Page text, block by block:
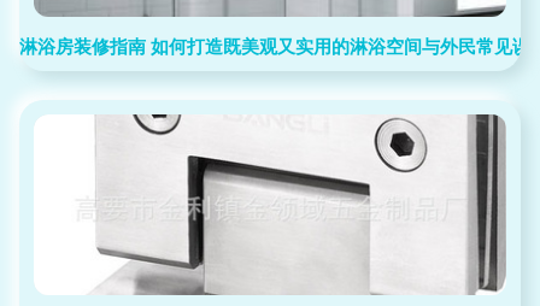
淋浴房装修指南 如何打造既美观又实用的淋浴空间与外民常见误